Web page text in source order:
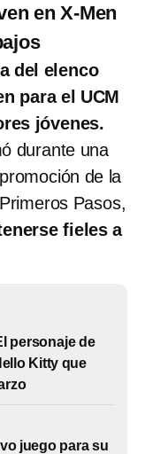
en X-Men
del elenco
para el UCM
jóvenes.
durante una
de la
Pasos,
fieles a
personaje de
Kitty que
juego para su